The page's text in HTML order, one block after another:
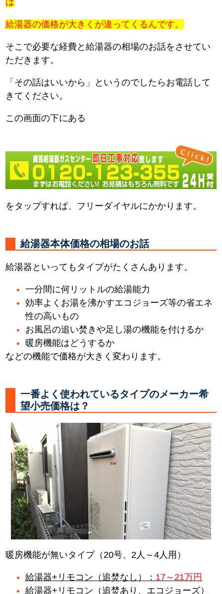
給湯器の価格が大きくが違ってくるんです。
そこで必要な経費と給湯器の相場のお話をさせてい
ただきます。
「その話はいいから」というのでしたらお電話して
きてください。
この画面の下にある
をタップすれば、フリーダイヤルにかかります。
給湯器本体価格の相場のお話
給湯器といってもタイプがたくさんあります。
一分間に何リットルの給湯能力
効率よくお湯を沸かすエコジョーズ等の省エネ
性の高いもの
お風呂の追い焚きや足し湯の機能を付けるか
暖房機能はどうするか
などの機能で価格が大きく変わります。
一番よく使われているタイプのメーカー希
望小売価格は？
暖房機能が無いタイプ（20号、2人～4人用）
給湯器+リモコン（追焚なし）： 17～21万円
給湯器+リモコン（追焚あり、エコジョーズ）